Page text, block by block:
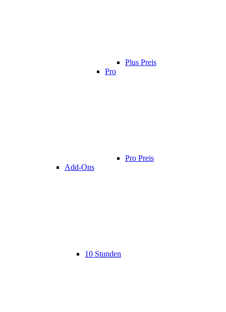
Plus Preis
Pro
Pro Preis
Add-Ons
10 Stunden